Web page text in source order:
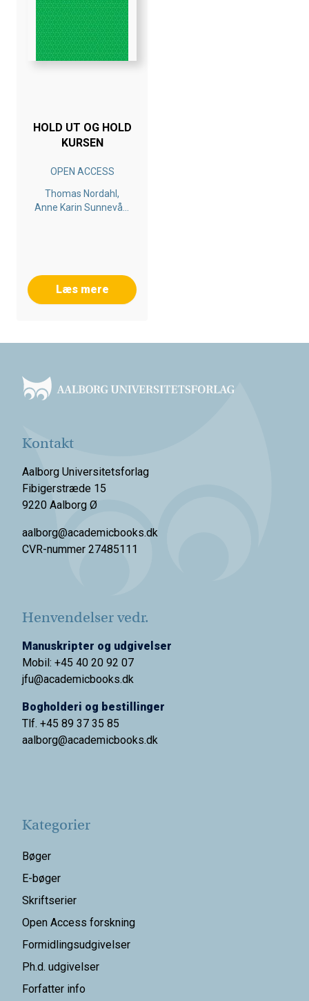
HOLD UT OG HOLD
KURSEN
OPEN ACCESS
Thomas Nordahl,
Anne Karin Sunnevåg,
Læs mere
Kontakt
Aalborg Universitetsforlag
Fibigerstræde 15
9220 Aalborg Ø
aalborg@academicbooks.dk
CVR-nummer 27485111
Henvendelser vedr.
Manuskripter og udgivelser
Mobil: +45 40 20 92 07
jfu@academicbooks.dk
Bogholderi og bestillinger
Tlf. +45 89 37 35 85
aalborg@academicbooks.dk
Kategorier
Bøger
E-bøger
Skriftserier
Open Access forskning
Formidlingsudgivelser
Ph.d. udgivelser
Forfatter info